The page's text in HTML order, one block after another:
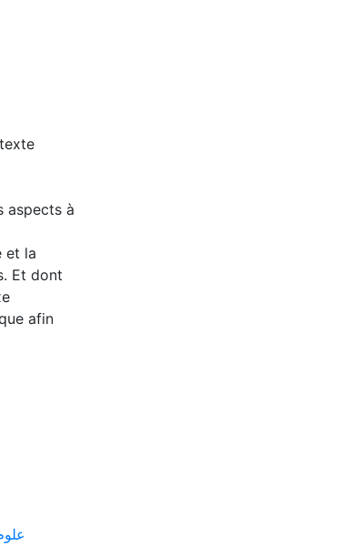
aspects à
et la
Et dont
afin